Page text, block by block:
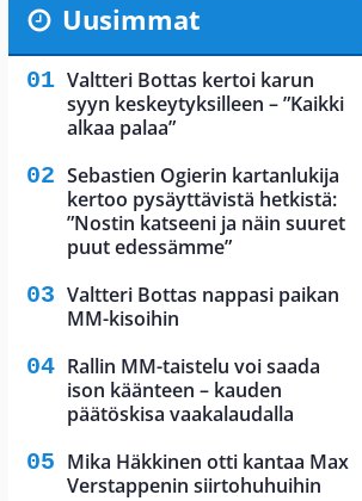
Uusimmat
Valtteri Bottas kertoi karun
syyn keskeytyksilleen – ”Kaikki
alkaa palaa”
Sebastien Ogierin kartanlukija
kertoo pysäyttävistä hetkistä:
”Nostin katseeni ja näin suuret
puut edessämme”
Valtteri Bottas nappasi paikan
MM-kisoihin
Rallin MM-taistelu voi saada
ison käänteen – kauden
päätöskisa vaakalaudalla
Mika Häkkinen otti kantaa Max
Verstappenin siirtohuhuihin